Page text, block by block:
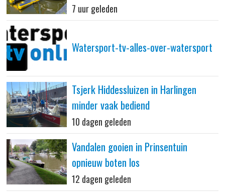
7 uur geleden
Watersport-tv-alles-over-watersport
Tsjerk Hiddessluizen in Harlingen
minder vaak bediend
10 dagen geleden
Vandalen gooien in Prinsentuin
opnieuw boten los
12 dagen geleden